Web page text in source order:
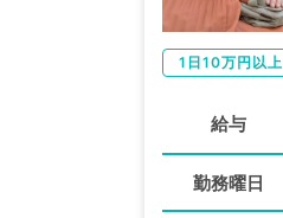
1日10万円以上
給与
勤務曜日